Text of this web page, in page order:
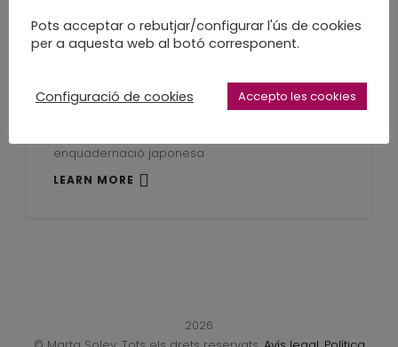
Projecte integrat de
gràfica publicitaria
enquadernació japonesa
LEARN MORE
2026
Pots acceptar o rebutjar/configurar l'ús de cookies
per a aquesta web al botó corresponent.
Configuració de cookies Accepto les cookies